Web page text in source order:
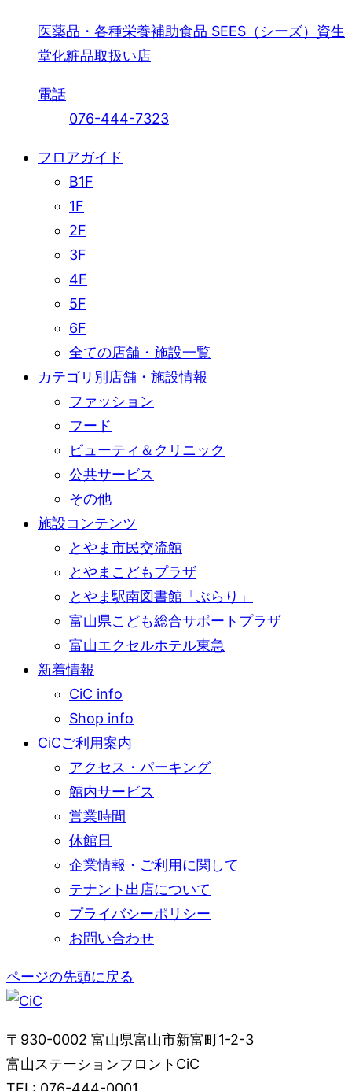
医薬品・各種栄養補助食品 SEES（シーズ）資生
堂化粧品取扱い店
電話
076-444-7323
フロアガイド
B1F
1F
2F
3F
4F
5F
6F
全ての店舗・施設一覧
カテゴリ別店舗・施設情報
ファッション
フード
ビューティ＆クリニック
公共サービス
その他
施設コンテンツ
とやま市民交流館
とやまこどもプラザ
とやま駅南図書館「ぶらり」
富山県こども総合サポートプラザ
富山エクセルホテル東急
新着情報
CiC info
Shop info
CiCご利用案内
アクセス・パーキング
館内サービス
営業時間
休館日
企業情報・ご利用に関して
テナント出店について
プライバシーポリシー
お問い合わせ
ページの先頭に戻る
〒930-0002 富山県富山市新富町1-2-3
富山ステーションフロントCiC